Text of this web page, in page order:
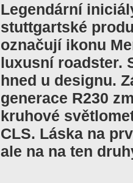
Legendární
stuttgartské
označují ikonu
luxusní roadster.
hned u designu.
generace R230
kruhové
CLS. Láska na
ale na na ten